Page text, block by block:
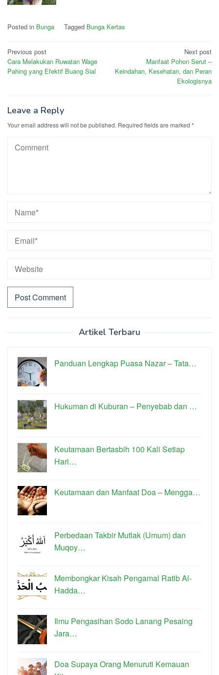
Posted in Bunga Tagged Bunga Kertas
Post
navigation
Previous post
Cara Melakukan Ruwatan Wage
Pahing yang Efektif Buang Sial
Next post
Manfaat Pohon Serut –
Keindahan, Kesehatan, dan Peran
Ekologisnya
Leave a Reply
Your email address will not be published. Required fields are marked *
Artikel Terbaru
Panduan Lengkap Puasa Nazar – Tata…
Hukuman di Kuburan – Penyebab dan …
Keutamaan Bertasbih 100 Kali Setiap
Hari…
Keutamaan dan Manfaat Doa – Mengga…
Perbedaan Takbir Mutlak (Umum) dan
Muqoy…
Membongkar Kisah Pengamal Ratib Al-
Hadda…
Ilmu Pengasihan Sodo Lanang Pesaing
Jara…
Doa Supaya Orang Menuruti Kemauan